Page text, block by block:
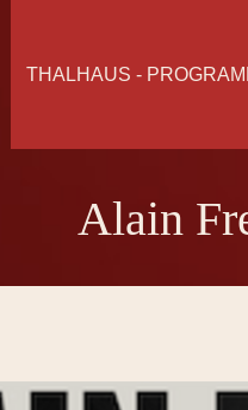
THALHAUS -
Alain